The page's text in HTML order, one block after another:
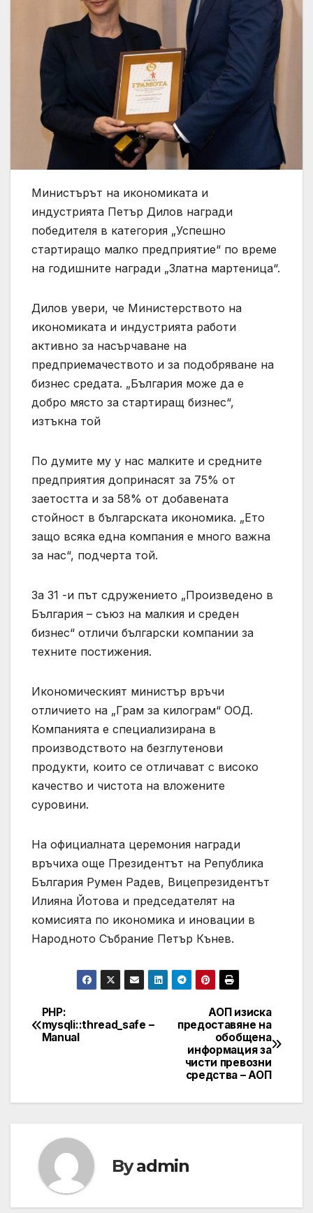
Министърът на икономиката и
индустрията Петър Дилов награди
победителя в категория „Успешно
стартиращо малко предприятие“ по време
на годишните награди „Златна мартеница“.
Дилов увери, че Министерството на
икономиката и индустрията работи
активно за насърчаване на
предприемачеството и за подобряване на
бизнес средата. „България може да е
добро място за стартиращ бизнес“,
изтъкна той
По думите му у нас малките и средните
предприятия допринасят за 75% от
заетостта и за 58% от добавената
стойност в българската икономика. „Ето
защо всяка една компания е много важна
за нас“, подчерта той.
За 31 -и път сдружението „Произведено в
България – съюз на малкия и среден
бизнес“ отличи български компании за
техните постижения.
Икономическият министър връчи
отличието на „Грам за килограм“ ООД.
Компанията е специализирана в
производството на безглутенови
продукти, които се отличават с високо
качество и чистота на вложените
суровини.
На официалната церемония награди
връчиха още Президентът на Република
България Румен Радев, Вицепрезидентът
Илияна Йотова и председателят на
комисията по икономика и иновации в
Народното Събрание Петър Кънев.
Post
navigation
АОП изиска
предоставяне на
обобщена
информация за
чисти превозни
средства – АОП
PHP:
mysqli::thread_safe –
Manual
Byadmin